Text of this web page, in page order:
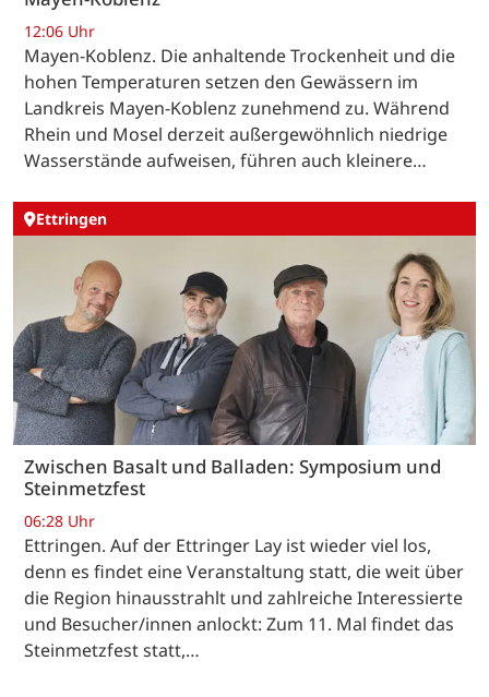
12:06 Uhr
Mayen-Koblenz. Die anhaltende Trockenheit und die
hohen Temperaturen setzen den Gewässern im
Landkreis Mayen-Koblenz zunehmend zu. Während
Rhein und Mosel derzeit außergewöhnlich niedrige
Wasserstände aufweisen, führen auch kleinere…
Ettringen
Zwischen Basalt und Balladen: Symposium und
Steinmetzfest
06:28 Uhr
Ettringen. Auf der Ettringer Lay ist wieder viel los,
denn es findet eine Veranstaltung statt, die weit über
die Region hinausstrahlt und zahlreiche Interessierte
und Besucher/innen anlockt: Zum 11. Mal findet das
Steinmetzfest statt,…